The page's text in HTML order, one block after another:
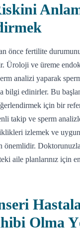
önce fertilite
Üroloji ve üreme
analizi yaparak
bilgi edinirler. Bu
için bir
takip ve sperm
izlemek ve
önemlidir.
aile planlarınız için
Olma